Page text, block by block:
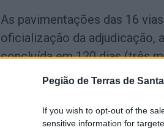
Pegião de Terras de
If you wish to opt-out of the
sensitive information for
As pavimentações das 16
oficialização da adjudicação,
concluída em 120 dias (três
janeiro de 2026.
As 16 vias a serem